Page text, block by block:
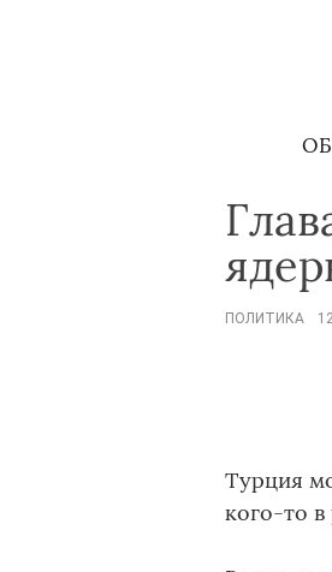
ПОЛИТИКА
Турция
кого-то